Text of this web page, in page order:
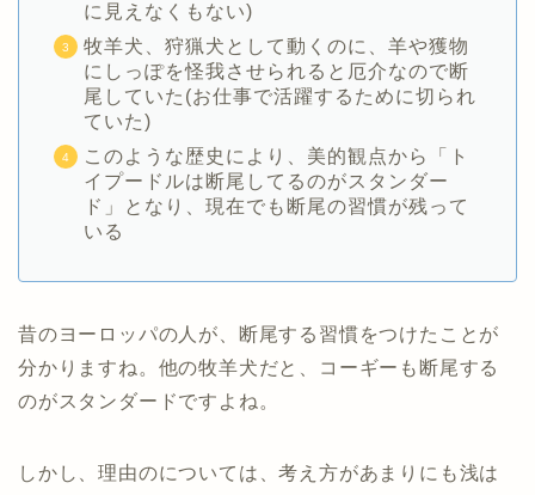
に見えなくもない)
牧羊犬、狩猟犬として動くのに、羊や獲物
にしっぽを怪我させられると厄介なので断
尾していた(お仕事で活躍するために切られ
ていた)
このような歴史により、美的観点から「ト
イプードルは断尾してるのがスタンダー
ド」となり、現在でも断尾の習慣が残って
いる
昔のヨーロッパの人が、断尾する習慣をつけたことが
分かりますね。他の牧羊犬だと、コーギーも断尾する
のがスタンダードですよね。
しかし、理由のについては、考え方があまりにも浅は